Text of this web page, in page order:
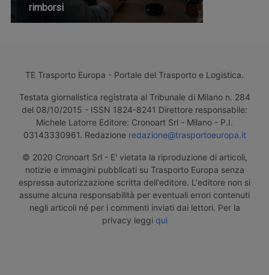
rimborsi
TE Trasporto Europa - Portale del Trasporto e Logistica.
Testata giornalistica registrata al Tribunale di Milano n. 284
del 08/10/2015 - ISSN 1824-8241 Direttore responsabile:
Michele Latorre Editore: Cronoart Srl - Milano - P.I.
03143330961. Redazione redazione@trasportoeuropa.it
© 2020 Cronoart Srl - E' vietata la riproduzione di articoli,
notizie e immagini pubblicati su Trasporto Europa senza
espressa autorizzazione scritta dell'editore. L'editore non si
assume alcuna responsabilità per eventuali errori contenuti
negli articoli né per i commenti inviati dai lettori. Per la
privacy leggi qui